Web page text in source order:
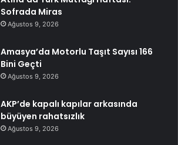
Sofrada Miras
Ağustos 9, 2026
Amasya’da Motorlu Taşıt Sayısı 166
Bini Geçti
Ağustos 9, 2026
AKP’de kapalı kapılar arkasında
büyüyen rahatsızlık
Ağustos 9, 2026